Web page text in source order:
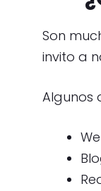
Son
invito a
Algunos